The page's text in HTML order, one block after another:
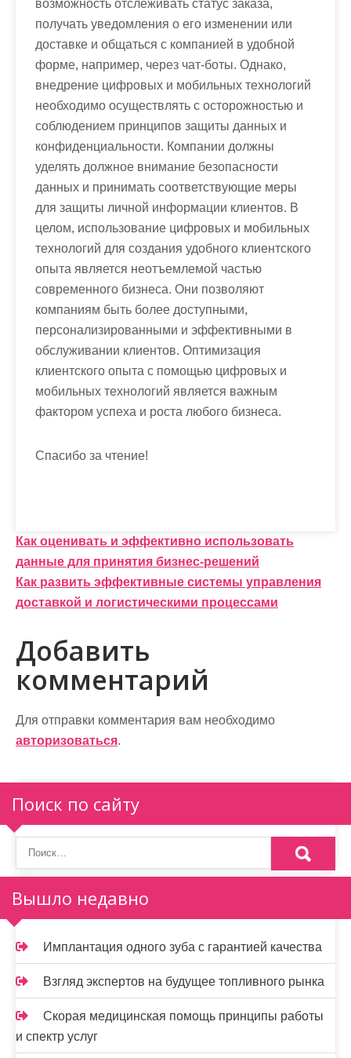
возможность отслеживать статус заказа,
получать уведомления о его изменении или
доставке и общаться с компанией в удобной
форме, например, через чат-боты. Однако,
внедрение цифровых и мобильных технологий
необходимо осуществлять с осторожностью и
соблюдением принципов защиты данных и
конфиденциальности. Компании должны
уделять должное внимание безопасности
данных и принимать соответствующие меры
для защиты личной информации клиентов. В
целом, использование цифровых и мобильных
технологий для создания удобного клиентского
опыта является неотъемлемой частью
современного бизнеса. Они позволяют
компаниям быть более доступными,
персонализированными и эффективными в
обслуживании клиентов. Оптимизация
клиентского опыта с помощью цифровых и
мобильных технологий является важным
фактором успеха и роста любого бизнеса.
Спасибо за чтение!
Н
а
в
и
г
а
ц
и
я
п
о
з
а
п
и
с
я
м
Как оценивать и эффективно использовать
данные для принятия бизнес-решений
Как развить эффективные системы управления
доставкой и логистическими процессами
Добавить
комментарий
Для отправки комментария вам необходимо
авторизоваться.
Поиск по сайту
Вышло недавно
Имплантация одного зуба с гарантией качества
Взгляд экспертов на будущее топливного рынка
Скорая медицинская помощь принципы работы
и спектр услуг